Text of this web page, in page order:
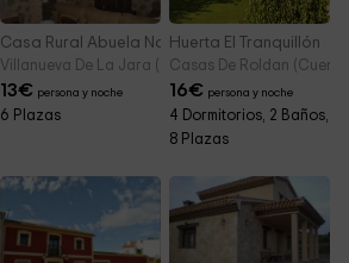
Casa Rural Abuela Nati
Villanueva De La Jara (Cuenca)
13€ persona y noche
6 Plazas
Huerta El Tranquillón
Casas De Roldan
16€ persona y noche
4 Dormitorios, 2 Baños,
8 Plazas